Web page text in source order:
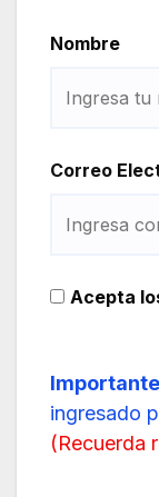
Nombre
Correo
Acepta
ingresado
(Recuerda